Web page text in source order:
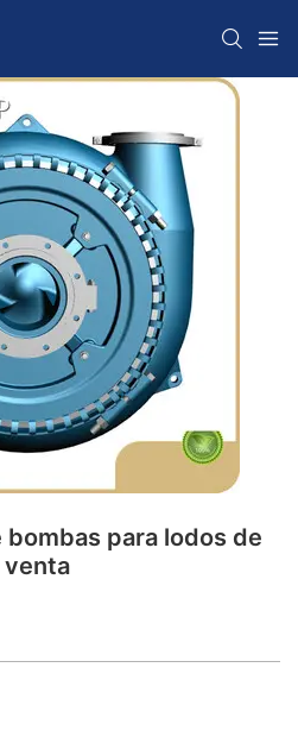
para lodos de
venta